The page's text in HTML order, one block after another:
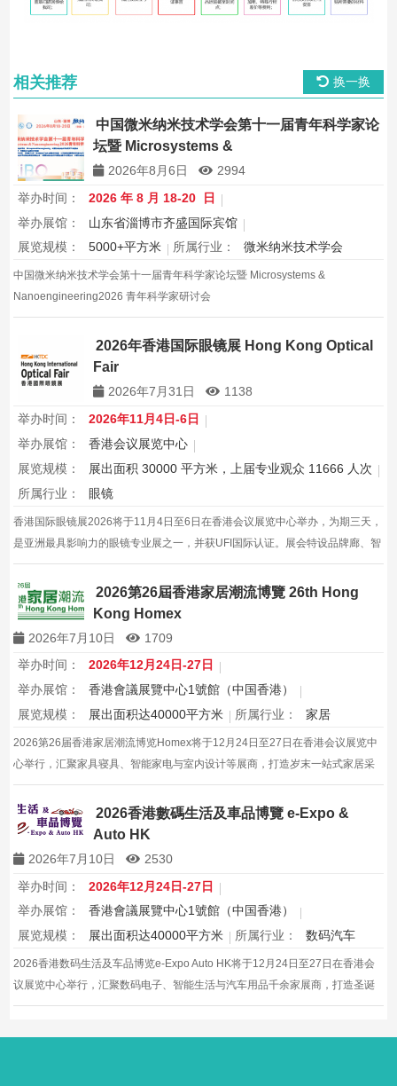
相关推荐 换一换
中国微米纳米技术学会第十一届青年科学家论
坛暨 Microsystems &
Nanoengineering2026 青年科学家研讨会
2026年8月6日
2994
举办时间：
2026 年 8 月 18-20 日
举办展馆：
山东省淄博市齐盛国际宾馆
展览规模：
5000+平方米 所属行业： 微米纳米技术学会
中国微米纳米技术学会第十一届青年科学家论坛暨 Microsystems &
Nanoengineering2026 青年科学家研讨会
2026年香港国际眼镜展 Hong Kong Optical
Fair
2026年7月31日
1138
举办时间：
2026年11月4日-6日
举办展馆：
香港会议展览中心
展览规模：
展出面积 30000 平方米，上届专业观众 11666 人次
所属行业：
眼镜
香港国际眼镜展2026将于11月4日至6日在香港会议展览中心举办，为期三天，
是亚洲最具影响力的眼镜专业展之一，并获UFI国际认证。展会特设品牌廊、智
能眼镜专区与多国展馆，汇聚全球视光产品供应商，并配套眼镜汇演与行业论
坛，为展商与买家创造高效的跨境商贸与合作机…
2026第26屆香港家居潮流博覽 26th Hong
Kong Homex
2026年7月10日
1709
举办时间：
2026年12月24日-27日
举办展馆：
香港會議展覽中心1號館（中国香港）
展览规模：
展出面积达40000平方米 所属行业： 家居
2026第26届香港家居潮流博览Homex将于12月24日至27日在香港会议展览中
心举行，汇聚家具寝具、智能家电与室内设计等展商，打造岁末一站式家居采
购与灵感盛会，欢迎本地家庭与海内外买家入场挑选心仪家居好物，共度温馨
节日购物季，感受设计之美。2026香港數碼生活及車品博覽 e-Expo &
Auto HK
2026年7月10日
2530
举办时间：
2026年12月24日-27日
举办展馆：
香港會議展覽中心1號館（中国香港）
展览规模：
展出面积达40000平方米 所属行业： 数码汽车
2026香港数码生活及车品博览e-Expo Auto HK将于12月24日至27日在香港会
议展览中心举行，汇聚数码电子、智能生活与汽车用品千余家展商，打造圣诞
黄金档科技车品一站式采购盛会，欢迎观众与买家到场体验交流，共赴年度科